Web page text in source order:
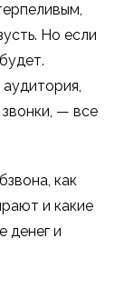
Но если
— все
как
и какие
денег и